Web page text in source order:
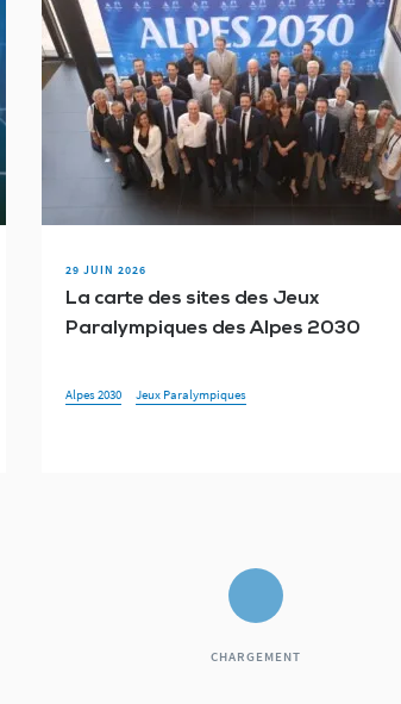
29 JUIN 2026
La carte des sites des Jeux
Paralympiques des Alpes 2030
Alpes 2030 Jeux Paralympiques
CHARGEMENT